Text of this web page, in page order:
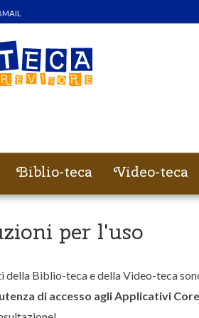
Biblio-teca Video-teca
per l'uso
della Biblio-teca e della Video-teca
utenza di accesso agli Applicativi Core.